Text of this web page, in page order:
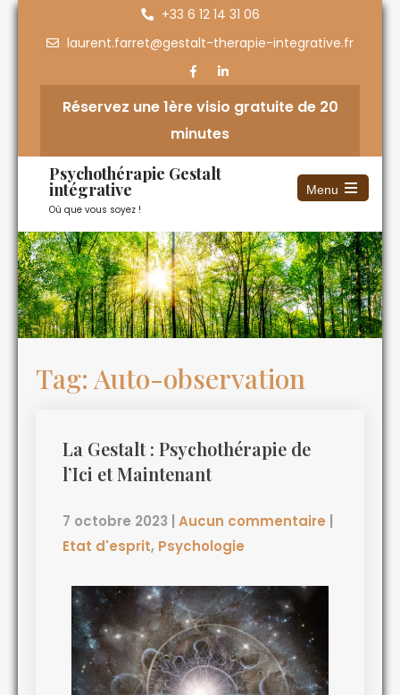
+33 6 12 14 31 06
laurent.farret@gestalt-therapie-integrative.fr
Réservez une 1ère visio gratuite de 20
minutes
Psychothérapie Gestalt
intégrative
Où que vous soyez !
Menu
Tag: Auto-observation
La Gestalt : Psychothérapie de
l’Ici et Maintenant
7 octobre 2023 Aucun commentaire
Etat d'esprit, Psychologie